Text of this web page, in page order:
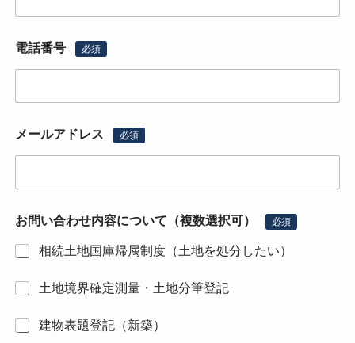
電話番号 必須
メールアドレス 必須
お問い合わせ内容について（複数選択可） 必須
相続土地国庫帰属制度（土地を処分したい）
土地境界確定測量・土地分筆登記
建物表題登記（新築）